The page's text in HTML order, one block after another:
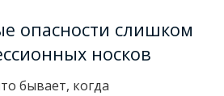
опасности слишком
носков
бывает, когда